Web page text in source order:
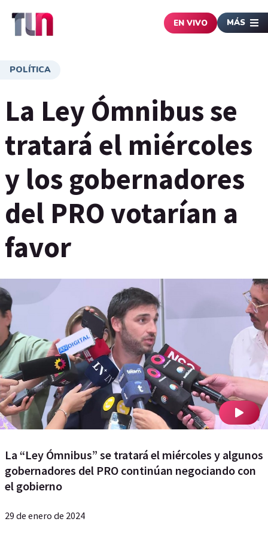
EN VIVO MÁS
POLÍTICA
La Ley Ómnibus se
tratará el miércoles
y los gobernadores
del PRO votarían a
favor
La “Ley Ómnibus” se tratará el miércoles y algunos
gobernadores del PRO continúan negociando con
el gobierno
29 de enero de 2024